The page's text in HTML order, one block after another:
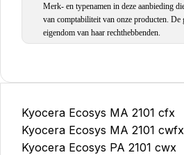
Merk- en typenamen in deze aanbieding
van comptabiliteit van onze producten.
eigendom van haar rechthebbenden.
Kyocera Ecosys MA 2101 cfx
Kyocera Ecosys MA 2101 cwfx
Kyocera Ecosys PA 2101 cwx